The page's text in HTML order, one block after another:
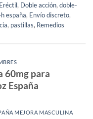
, Doble acción, doble-
españa, Envío discreto,
, pastillas, Remedios
60mg para
España
MEJORA MASCULINA